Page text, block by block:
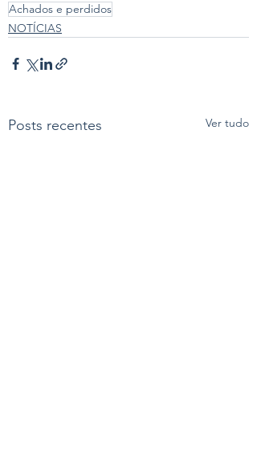
Achados e perdidos
NOTÍCIAS
Posts recentes Ver tudo